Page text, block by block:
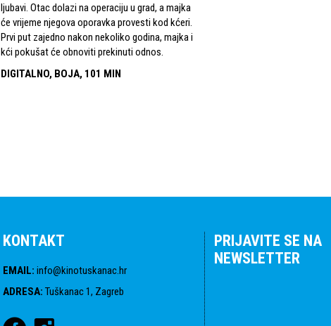
ljubavi. Otac dolazi na operaciju u grad, a majka
će vrijeme njegova oporavka provesti kod kćeri.
Prvi put zajedno nakon nekoliko godina, majka i
kći pokušat će obnoviti prekinuti odnos.
DIGITALNO, BOJA, 101 MIN
KONTAKT
EMAIL: info@kinotuskanac.hr
ADRESA: Tuškanac 1, Zagreb
PRIJAVITE SE NA
NEWSLETTER